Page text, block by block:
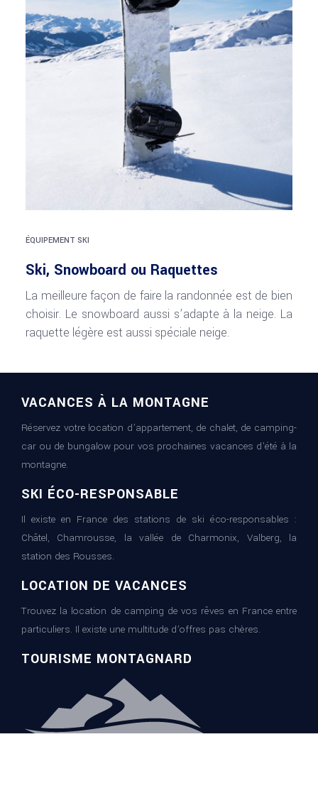
ÉQUIPEMENT SKI
Ski, Snowboard ou Raquettes
La meilleure façon de faire la randonnée est de bien
choisir. Le snowboard aussi s’adapte à la neige. La
raquette légère est aussi spéciale neige.
VACANCES À LA MONTAGNE
Réservez votre location d’appartement, de chalet, de camping-
car ou de bungalow pour vos prochaines vacances d’été à la
montagne.
SKI ÉCO-RESPONSABLE
Il existe en France des stations de ski éco-responsables :
Châtel, Chamrousse, la vallée de Charmonix, Valberg, la
station des Rousses.
LOCATION DE VACANCES
Trouvez la location de camping de vos rêves en France entre
particuliers. Il existe une multitude d’offres pas chères.
TOURISME MONTAGNARD